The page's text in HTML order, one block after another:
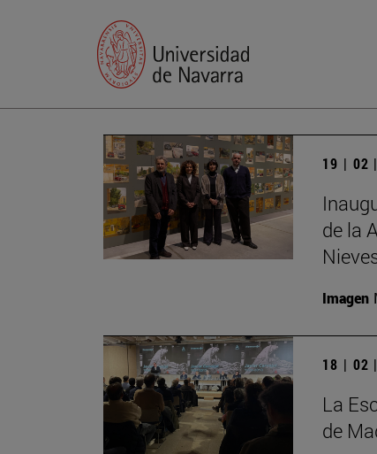
19 | 02
de la
Imagen
18 | 02
La
de